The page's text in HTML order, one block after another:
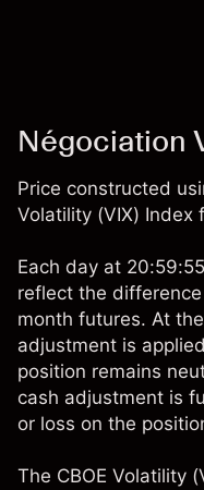
Négociation
Price constructed
Volatility (VIX) Index
Each day at
reflect the
month futures. At
adjustment is
position remains
cash adjustment is
or loss on the
The CBOE Volatility